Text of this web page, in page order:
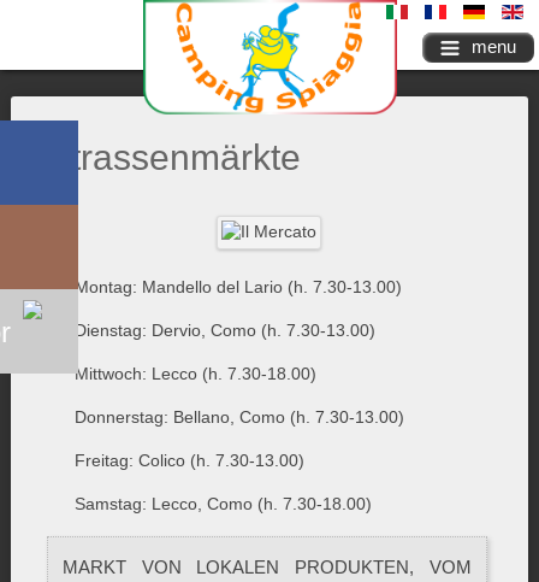
menu
Strassenmärkte
Montag: Mandello del Lario (h. 7.30-13.00)
Dienstag: Dervio, Como (h. 7.30-13.00)
Mittwoch: Lecco (h. 7.30-18.00)
Donnerstag: Bellano, Como (h. 7.30-13.00)
Freitag: Colico (h. 7.30-13.00)
Samstag: Lecco, Como (h. 7.30-18.00)
MARKT VON LOKALEN PRODUKTEN, VOM